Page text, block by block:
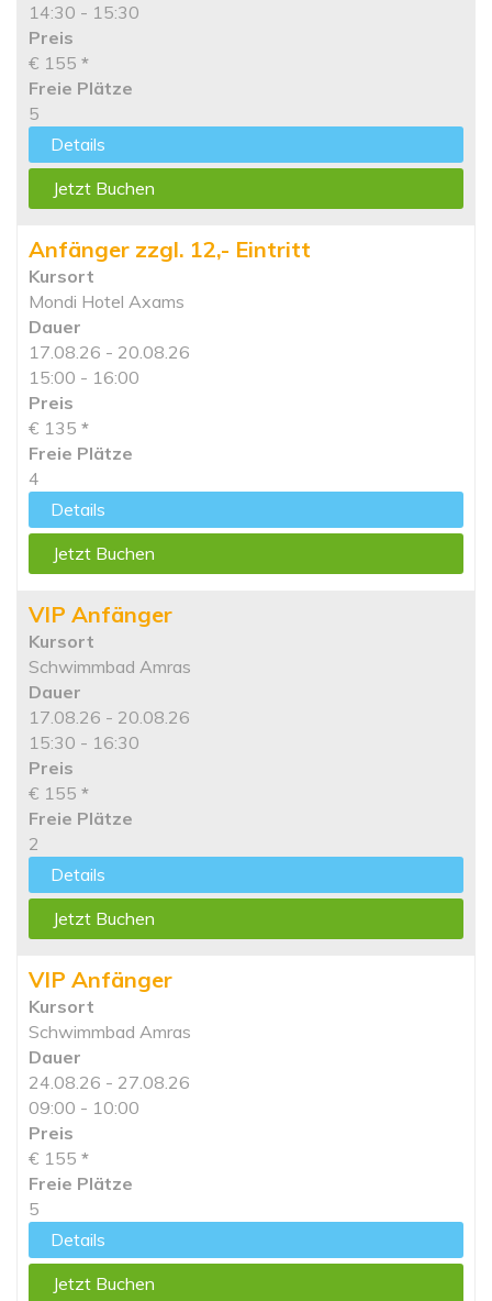
14:30 - 15:30
Preis
€ 155 *
Freie Plätze
5
Details
Jetzt Buchen
Anfänger zzgl. 12,- Eintritt
Kursort
Mondi Hotel Axams
Dauer
17.08.26 - 20.08.26
15:00 - 16:00
Preis
€ 135 *
Freie Plätze
4
Details
Jetzt Buchen
VIP Anfänger
Kursort
Schwimmbad Amras
Dauer
17.08.26 - 20.08.26
15:30 - 16:30
Preis
€ 155 *
Freie Plätze
2
Details
Jetzt Buchen
VIP Anfänger
Kursort
Schwimmbad Amras
Dauer
24.08.26 - 27.08.26
09:00 - 10:00
Preis
€ 155 *
Freie Plätze
5
Details
Jetzt Buchen